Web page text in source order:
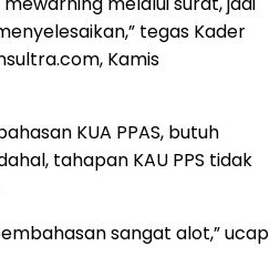
tegas Kader
Kamis
KUA PPAS, butuh
tahapan KAU PPS tidak
sangat alot,” ucap